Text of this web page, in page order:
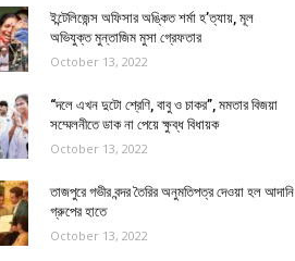
ইন্টেলিজেন্স অফিসার অঙ্কিত শর্মা হ’ত্যায়, মূল
অভিযুক্ত মুন্তাজিম মুসা গ্রেফতার
October 13, 2022
“দলে এখন দুটো শ্রেণি, বাবু ও চাকর”, মমতার বিজয়া
সম্মেলনীতে ডাক না পেয়ে ক্ষুব্ধ বিধায়ক
October 13, 2022
তাজপুরে গভীর বন্দর তৈরির অনুমতিপত্র দেওয়া হল আদানি
গ্রুপের হাতে
October 13, 2022